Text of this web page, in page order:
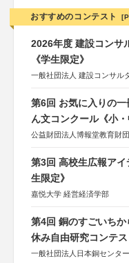
おすすめのコンテスト
2026年度 建設コンサ
《学生限定》
一般社団法人 建設コンサル
第6回 お気に入りの
ん文コンクール《小・
公益財団法人博報堂教育財団
第3回 高校生広報ア
生限定》
嘉悦大学 経営経済学部
第4回 銅のすごいち
休み自由研究コンテ
一般社団法人日本銅センター